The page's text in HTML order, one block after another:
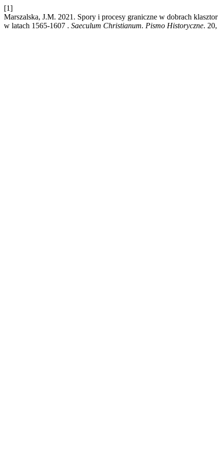
[1]
Marszalska, J.M. 2021. Spory i procesy graniczne w dobrach
w latach 1565-1607 . Saeculum Christianum. Pismo Historyczne.